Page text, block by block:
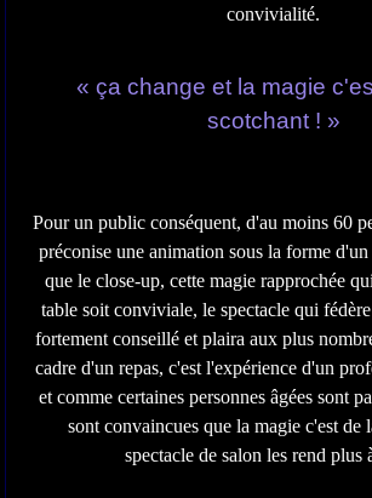
convivialité.
« ça change et la magie
scotchant ! »
Pour un public conséquent, d'au moins 60
préconise une animation sous la forme d'un
que le close-up, cette magie rapprochée
table soit conviviale, le spectacle qui
fortement conseillé et plaira aux plus
cadre d'un repas, c'est l'expérience d'un
et comme certaines personnes âgées sont
sont convaincues que la magie c'est de
spectacle de salon les rend plus